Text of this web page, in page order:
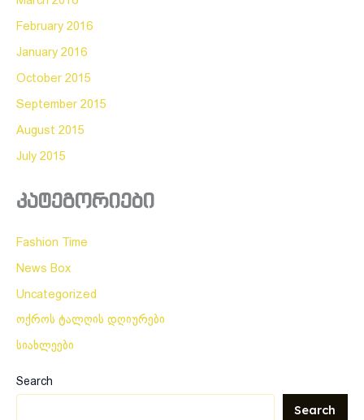
February 2016
January 2016
October 2015
September 2015
August 2015
July 2015
კატეგორიები
Fashion Time
News Box
Uncategorized
ოქროს ტალღის დღიურები
სიახლეები
Search
Search